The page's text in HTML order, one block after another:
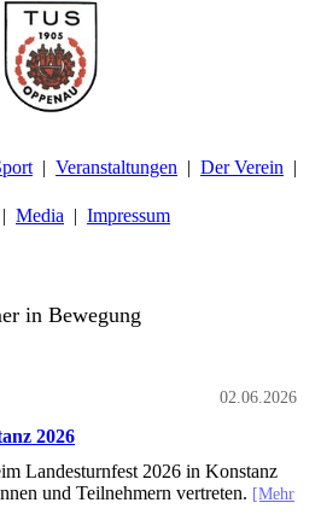
Veranstaltungen Der Verein
Media Impressum
in Bewegung
02.06.2026
2026
Landesturnfest 2026 in Konstanz
und Teilnehmern vertreten. [Mehr